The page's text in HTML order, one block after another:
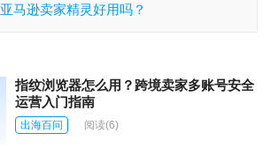
亚马逊卖家精灵好用吗？
指纹浏览器怎么用？跨境卖家多账号安全
运营入门指南
出海百问 阅读(6)